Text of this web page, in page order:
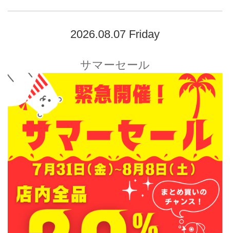
2026.08.07 Friday
サマーセール